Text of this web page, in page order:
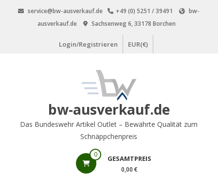
service@bw-ausverkauf.de +49 (0) 5251 / 39491
bw-
ausverkauf.de
Sachsenweg 6, 33178 Borchen
Login/Registrieren EUR(€)
bw-ausverkauf.de
Das Bundeswehr Artikel Outlet – Bewährte Qualität zum
Schnäppchenpreis
0 GESAMTPREIS
0,00 €